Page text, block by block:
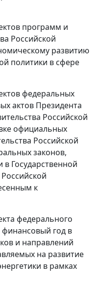
программ и
Российской
развитию
политики в сфере
федеральных
актов Президента
Российской
официальных
Российской
законов,
Государственной
к
федерального
год в
и направлений
на развитие
в рамках